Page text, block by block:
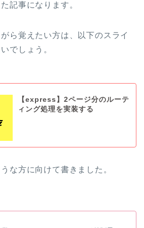
記事になります。
ら覚えたい方は、以下のスライ
でしょう。
【express】2ページ分のルーテ
ィング処理を実装する
な方に向けて書きました。